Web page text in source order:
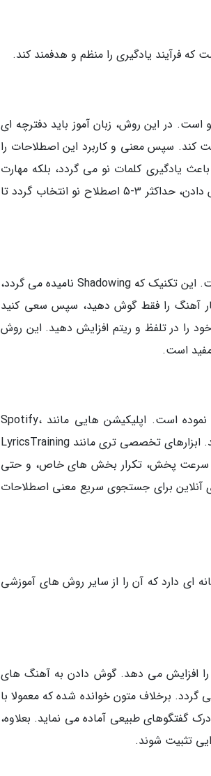
فرآیند یادگیری را منظم و هدفمند کند.
در این روش، زبان آموز باید دفترچه ای
کند. سپس معنی و کاربرد این اصطلاحات را
یادگیری کلمات نو می گردد، بلکه مهارت
گوش دادن و تمرکز را نیز تقویت می نماید. توصیه می گردد در هر جلسه گوش دادن، حداکثر 3-5 اصطلاح نو انتخاب گردد تا
یکی از موثرترین روش های تثبیت اصطلاحات، خواندن همزمان با خواننده است. این تکنیک که Shadowing نامیده می گردد،
بار آهنگ را فقط گوش دهید، سپس سعی کنید
خود را در تلفظ و ریتم افزایش دهید. این روش
مفید است.
تکنولوژی امروز ابزارهای متنوعی برای یادگیری زبان به وسیله موسیقی ارائه نموده است. اپلیکیشن هایی مانند Spotify،
Apple Music و YouTube امکان پخش آهنگ همراه با متن را فراهم نموده اند. ابزارهای تخصصی تری مانند LyricsTraining
سرعت پخش، تکرار بخش های خاص، و حتی
آنلاین برای جستجوی سریع معنی اصطلاحات
ای دارد که آن را از سایر روش های آموزشی
افزایش می دهد. گوش دادن به آهنگ های
گردد. برخلاف متون خوانده شده که معمولا با
گفتگوهای طبیعی آماده می نماید. بعلاوه،
تثبیت شوند.